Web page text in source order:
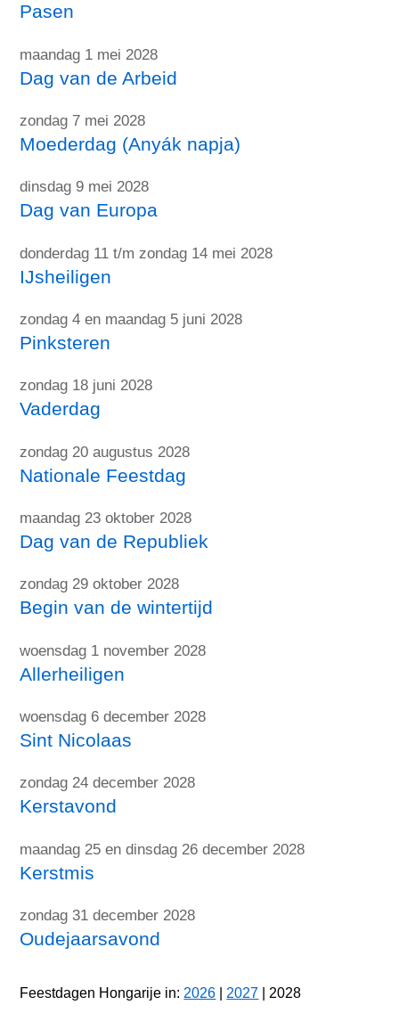
Pasen
maandag 1 mei 2028
Dag van de Arbeid
zondag 7 mei 2028
Moederdag (Anyák napja)
dinsdag 9 mei 2028
Dag van Europa
donderdag 11 t/m zondag 14 mei 2028
IJsheiligen
zondag 4 en maandag 5 juni 2028
Pinksteren
zondag 18 juni 2028
Vaderdag
zondag 20 augustus 2028
Nationale Feestdag
maandag 23 oktober 2028
Dag van de Republiek
zondag 29 oktober 2028
Begin van de wintertijd
woensdag 1 november 2028
Allerheiligen
woensdag 6 december 2028
Sint Nicolaas
zondag 24 december 2028
Kerstavond
maandag 25 en dinsdag 26 december 2028
Kerstmis
zondag 31 december 2028
Oudejaarsavond
Feestdagen Hongarije in: 2026 2027 | 2028